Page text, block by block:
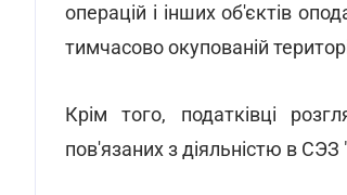
операцій і інших об'єктів
тимчасово окупованій
Крім того, податківці
пов'язаних з діяльністю в